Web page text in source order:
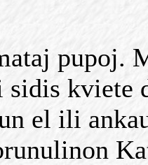
pupoj.
kviete
el ili